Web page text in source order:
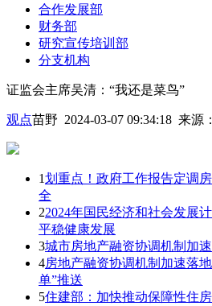
合作发展部
财务部
研究宣传培训部
分支机构
证监会主席吴清：“我还是菜鸟”
观点苗野 2024-03-07 09:34:18 来源：
1划重点！政府工作报告定调
全
22024年国民经济和社会发展
平稳健康发展
3城市房地产融资协调机制加
4房地产融资协调机制加速落
单”推送
5住建部：加快推动保障性住